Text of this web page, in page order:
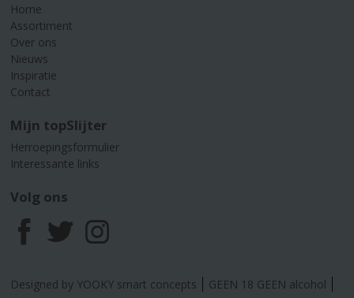
Home
Assortiment
Over ons
Nieuws
Inspiratie
Contact
Mijn topSlijter
Herroepingsformulier
Interessante links
Volg ons
F
a
T
w
I
n
Designed by YOOKY smart concepts GEEN 18 GEEN alcohol